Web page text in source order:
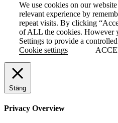
We use cookies on our
relevant experience by
repeat visits. By clicking
of ALL the cookies. However
Settings to provide a
Cookie settings
Stäng
Privacy Overview